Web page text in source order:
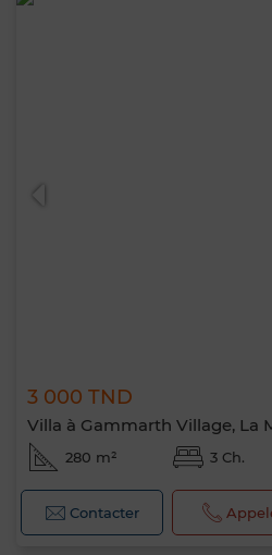
3 000 TND
Villa à Gammarth Village, La
280 m² 3 Ch.
Contacter